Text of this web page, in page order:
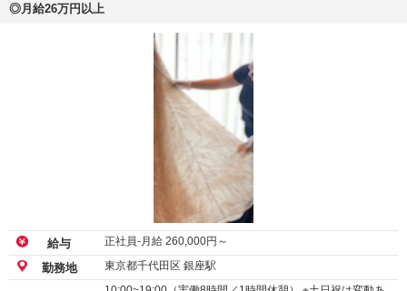
◎月給26万円以上
給与 正社員-月給 260,000円～
勤務地 東京都千代田区 銀座駅